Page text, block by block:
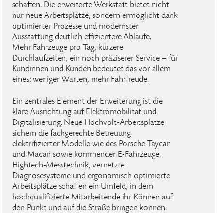
schaffen. Die erweiterte Werkstatt bietet nicht
nur neue Arbeitsplätze, sondern ermöglicht dank
optimierter Prozesse und modernster
Ausstattung deutlich effizientere Abläufe.
Mehr Fahrzeuge pro Tag, kürzere
Durchlaufzeiten, ein noch präziserer Service – für
Kundinnen und Kunden bedeutet das vor allem
eines: weniger Warten, mehr Fahrfreude.
Ein zentrales Element der Erweiterung ist die
klare Ausrichtung auf Elektromobilität und
Digitalisierung. Neue Hochvolt-Arbeitsplätze
sichern die fachgerechte Betreuung
elektrifizierter Modelle wie des Porsche Taycan
und Macan sowie kommender E-Fahrzeuge.
Hightech-Messtechnik, vernetzte
Diagnosesysteme und ergonomisch optimierte
Arbeitsplätze schaffen ein Umfeld, in dem
hochqualifizierte Mitarbeitende ihr Können auf
den Punkt und auf die Straße bringen können.